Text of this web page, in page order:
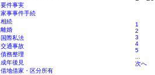
1
2
3
4
5
次へ
要件事実
家事事件手続
相続
離婚
国際私法
交通事故
債務整理
成年後見
借地借家・区分所有